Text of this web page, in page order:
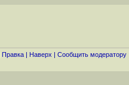
Правка | Наверх | Cообщить модератору